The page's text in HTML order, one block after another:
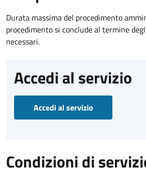
Durata massima del procedimento
procedimento si conclude al termine
necessari.
Accedi al servizio
Accedi al servizio
Condizioni di